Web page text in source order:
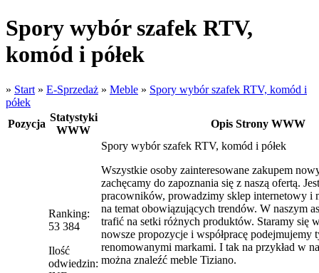
Spory wybór szafek RTV,
komód i półek
» Start » E-Sprzedaż » Meble » Spory wybór szafek RTV, komód i
półek
Pozycja
Statystyki
WWW
Opis Strony WWW
Ranking:
53 384
Ilość
odwiedzin:
Spory wybór szafek RTV, komód i półek
Wszystkie osoby zainteresowane zakupem
zachęcamy do zapoznania się z naszą ofertą.
pracowników, prowadzimy sklep internetowy i
na temat obowiązujących trendów. W naszym
trafić na setki różnych produktów. Staramy się
nowsze propozycje i współpracę podejmujemy
renomowanymi markami. I tak na przykład w
można znaleźć meble Tiziano.